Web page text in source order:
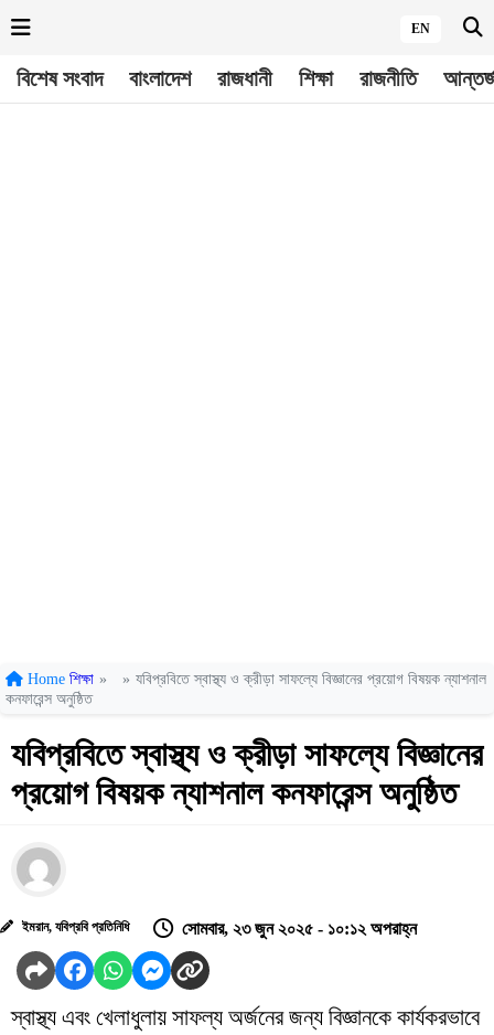
EN
বিশেষ সংবাদ বাংলাদেশ রাজধানী শিক্ষা রাজনীতি
Home শিক্ষা » » যবিপ্রবিতে স্বাস্থ্য ও ক্রীড়া সাফল্যে বিজ্ঞানের প্রয়োগ বিষয়ক ন্যাশনাল
কনফারেন্স অনুষ্ঠিত
যবিপ্রবিতে স্বাস্থ্য ও ক্রীড়া সাফল্যে বিজ্ঞানের
প্রয়োগ বিষয়ক ন্যাশনাল কনফারেন্স অনুষ্ঠিত
ইমরান, যবিপ্রবি প্রতিনিধি সোমবার, ২৩ জুন ২০২৫ - ১০:১২ অপরাহ্ন
স্বাস্থ্য এবং খেলাধুলায় সাফল্য অর্জনের জন্য বিজ্ঞানকে কার্যকরভাবে